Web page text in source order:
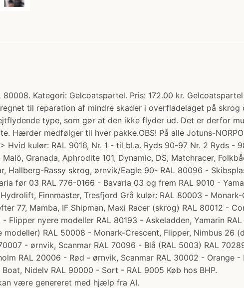
80008. Kategori: Gelcoatspartel. Pris: 172.00 kr.
til reparation af mindre skader i overfladelaget på
type, som gør at den ikke flyder ud. Det er derfor
Hærder medfølger til hver pakke.OBS! På alle Jotuns-
kulør: RAL 9016, Nr. 1 - til bl.a. Ryds 90-97 Nr. 2 Ryds -
Granada, Aphrodite 101, Dynamic, DS, Matchracer,
Hallberg-Rassy skrog, ørnvik/Eagle 90- RAL 80096 -
før 03 RAL 776-0166 - Bavaria 03 og frem RAL 9010 -
Finnmaster, Tresfjord Grå kulør: RAL 80003 -
77, Mamba, IF Shipman, Maxi Racer (skrog) RAL 80012 -
Flipper nyere modeller RAL 80193 - Askeladden, Yamarin
RAL 50008 - Monark-Crescent, Flipper, Nimbus
- ørnvik, Scanmar RAL 70096 - Blå (RAL 5003) RAL
RAL 20006 - Rød - ørnvik, Scanmar RAL 30002 -
Nidelv RAL 90000 - Sort - RAL 9005 Køb hos BHP.
være genereret med hjælp fra AI.